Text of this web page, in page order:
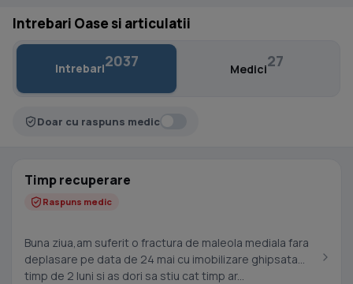
Intrebari Oase si articulatii
Intrebari2037 Medici27
Doar cu raspuns medic
Timp recuperare
Raspuns medic
Buna ziua,am suferit o fractura de maleola mediala fara
deplasare pe data de 24 mai cu imobilizare ghipsata
timp de 2 luni si as dori sa stiu cat timp ar...